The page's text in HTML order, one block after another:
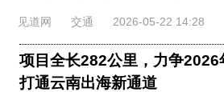
见道网 交通 2026-05-22 14:28
项目全长282公里，力争2026
打通云南出海新通道